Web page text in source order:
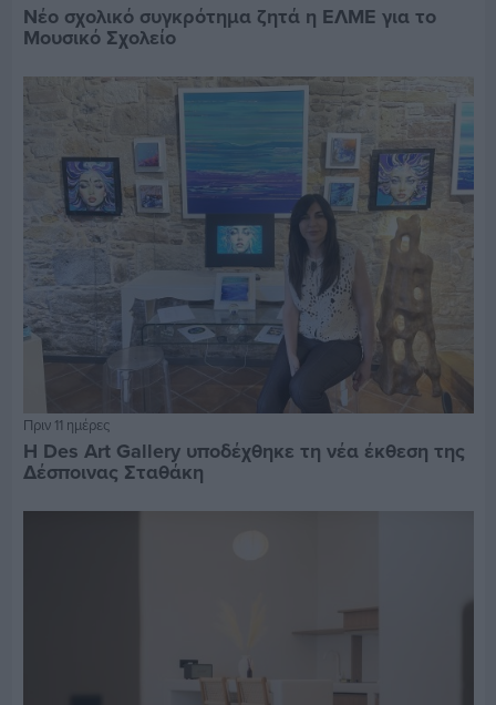
Νέο σχολικό συγκρότημα ζητά η ΕΛΜΕ για το
Μουσικό Σχολείο
Πριν 11 ημέρες
Η Des Art Gallery υποδέχθηκε τη νέα έκθεση της
Δέσποινας Σταθάκη